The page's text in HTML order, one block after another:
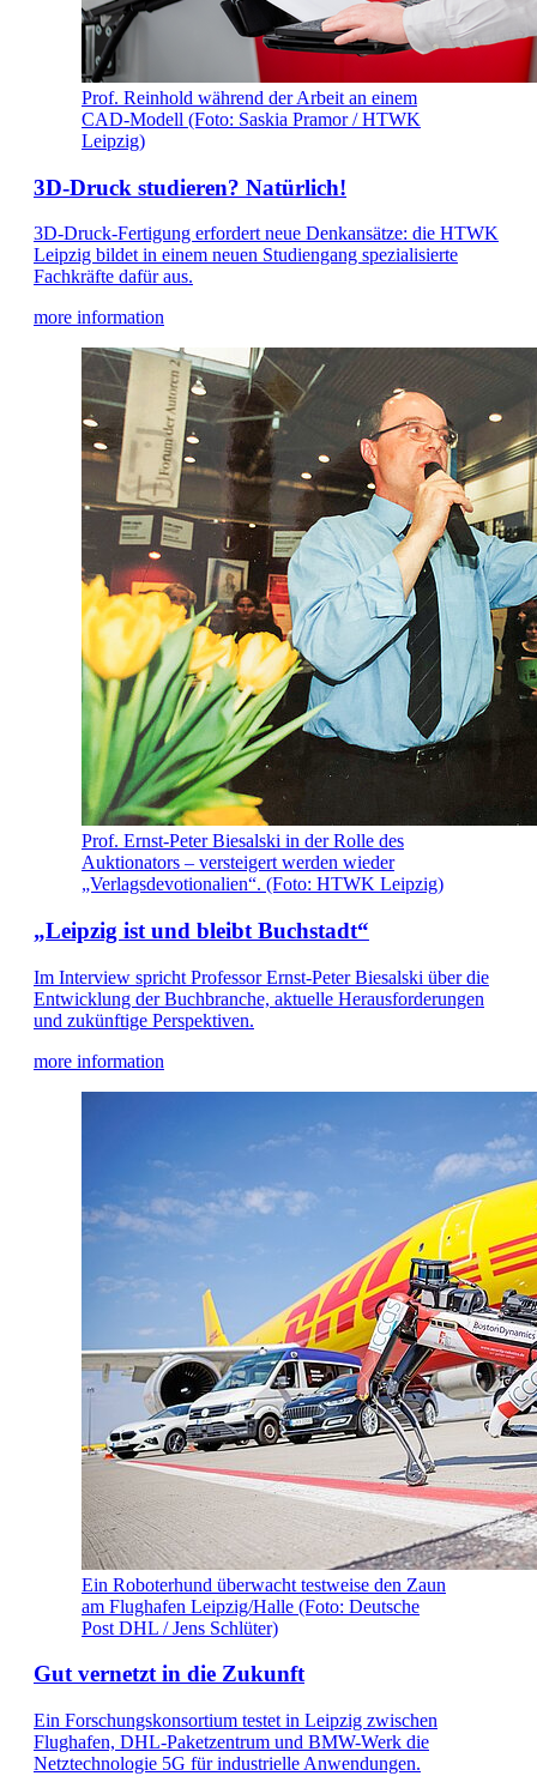
Prof. Reinhold während der Arbeit an einem
CAD-Modell (Foto: Saskia Pramor / HTWK
Leipzig)
3D-Druck studieren? Natürlich!
3D-Druck-Fertigung erfordert neue Denkansätze: die HTWK
Leipzig bildet in einem neuen Studiengang spezialisierte
Fachkräfte dafür aus.
more information
Prof. Ernst-Peter Biesalski in der Rolle des
Auktionators – versteigert werden wieder
„Verlagsdevotionalien“. (Foto: HTWK Leipzig)
„Leipzig ist und bleibt Buchstadt“
Im Interview spricht Professor Ernst-Peter Biesalski über die
Entwicklung der Buchbranche, aktuelle Herausforderungen
und zukünftige Perspektiven.
more information
Ein Roboterhund überwacht testweise den Zaun
am Flughafen Leipzig/Halle (Foto: Deutsche
Post DHL / Jens Schlüter)
Gut vernetzt in die Zukunft
Ein Forschungskonsortium testet in Leipzig zwischen
Flughafen, DHL-Paketzentrum und BMW-Werk die
Netztechnologie 5G für industrielle Anwendungen.